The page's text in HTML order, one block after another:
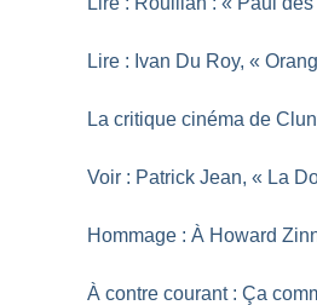
Lire : Ivan Du Roy, «
La critique cinéma de
Voir : Patrick Jean, « La
Hommage : À Howard
À contre courant : Ça